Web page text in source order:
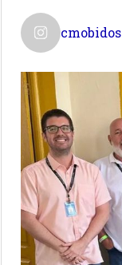
cmobidos